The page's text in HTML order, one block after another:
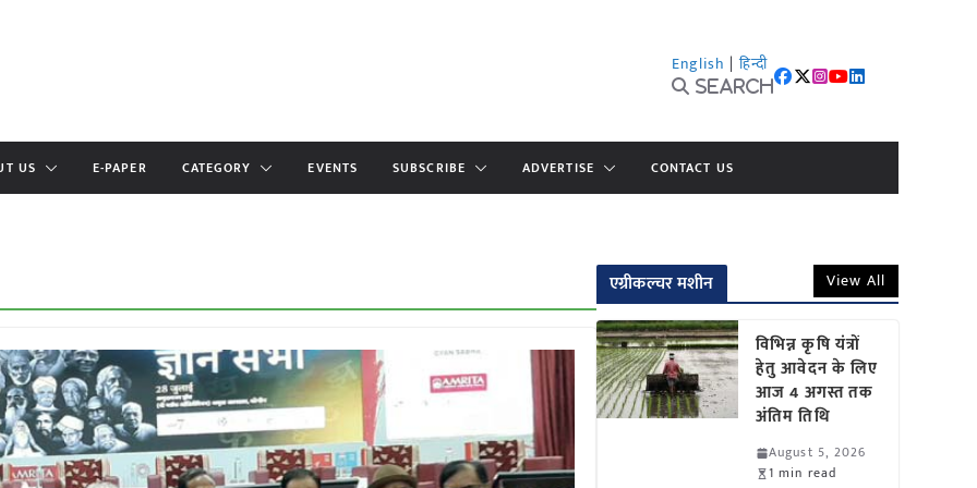
English | हिन्दी
Search
US E-PAPER CATEGORY EVENTS SUBSCRIBE ADVERTISE CONTACT US
एग्रीकल्चर मशीन View All
विभिन्न कृषि यंत्रों
हेतु आवेदन के लिए
आज 4 अगस्त तक
अंतिम तिथि
August 5, 2026
1 min read